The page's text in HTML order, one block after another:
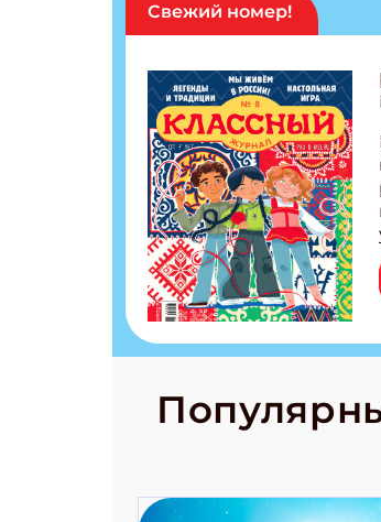
Свежий номер!